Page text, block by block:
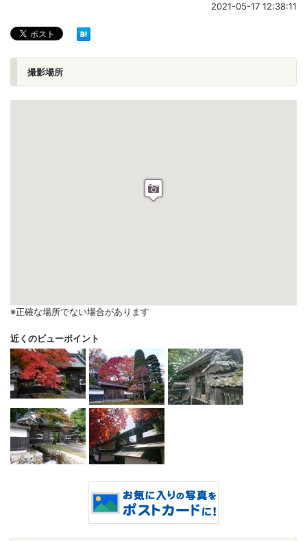
2021-05-17 12:38:11
撮影場所
※正確な場所でない場合があります
近くのビューポイント